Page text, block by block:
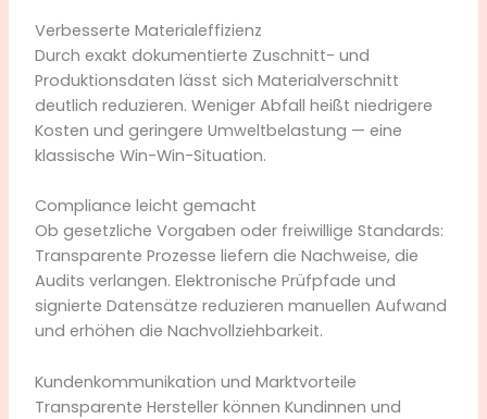
Verbesserte Materialeffizienz
Durch exakt dokumentierte Zuschnitt- und
Produktionsdaten lässt sich Materialverschnitt
deutlich reduzieren. Weniger Abfall heißt niedrigere
Kosten und geringere Umweltbelastung — eine
klassische Win-Win-Situation.
Compliance leicht gemacht
Ob gesetzliche Vorgaben oder freiwillige Standards:
Transparente Prozesse liefern die Nachweise, die
Audits verlangen. Elektronische Prüfpfade und
signierte Datensätze reduzieren manuellen Aufwand
und erhöhen die Nachvollziehbarkeit.
Kundenkommunikation und Marktvorteile
Transparente Hersteller können Kundinnen und